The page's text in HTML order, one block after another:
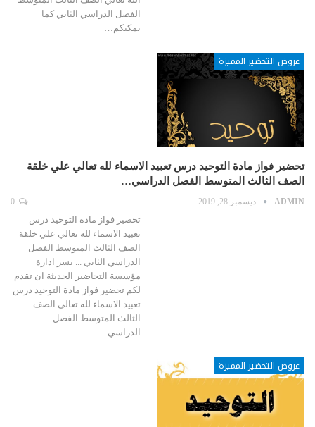
الفصل الدراسي الثاني كما
يمكنكم…
عروض التحضير المميزة
تحضير فواز مادة التوحيد درس تعبيد الاسماء لله تعالي علي خلقة
الصف الثالث المتوسط الفصل الدراسي…
ADMIN ديسمبر 28, 2019
تحضير فواز مادة التوحيد درس
تعبيد الاسماء لله تعالي علي خلقة
الصف الثالث المتوسط الفصل
الدراسي الثاني ... يسر ادارة
مؤسسة التحاضير الحديثة ان تقدم
لكم تحضير فواز مادة التوحيد درس
تعبيد الاسماء لله تعالي الصف
الثالث المتوسط الفصل
الدراسي…
عروض التحضير المميزة